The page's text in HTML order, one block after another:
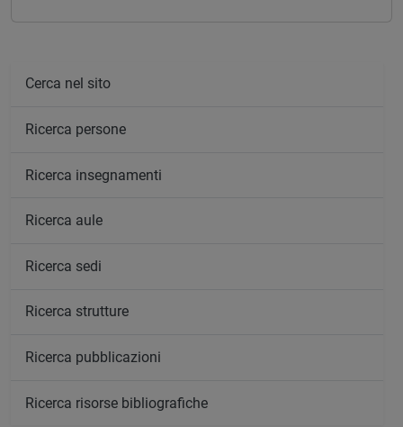
Cerca nel sito
Ricerca persone
Ricerca insegnamenti
Ricerca aule
Ricerca sedi
Ricerca strutture
Ricerca pubblicazioni
Ricerca risorse bibliografiche